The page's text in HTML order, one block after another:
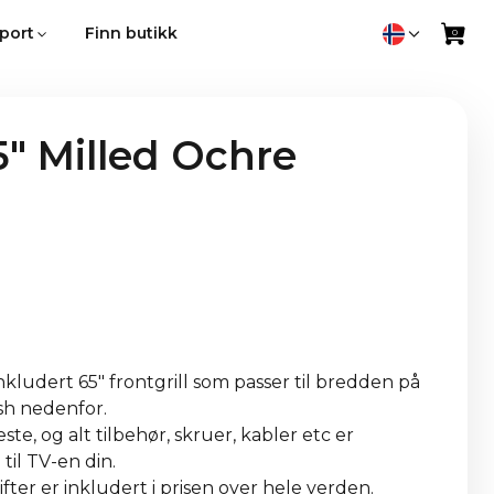
Finn butikk
Milled Ochre
65" frontgrill som passer til bredden på
nedenfor.
og alt tilbehør, skruer, kabler etc er
TV-en din.
er inkludert i prisen over hele verden.